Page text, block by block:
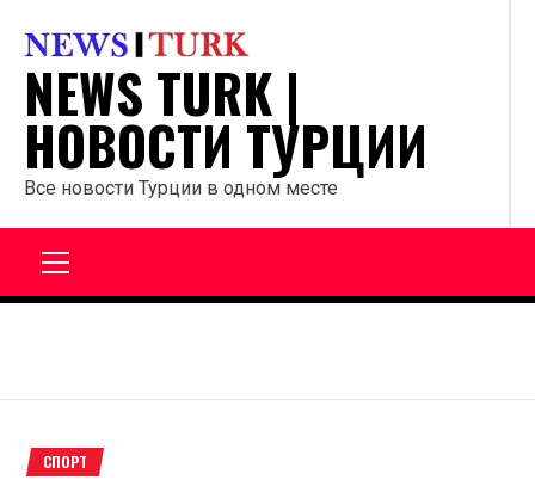
содержанию
NEWS TURK |
НОВОСТИ ТУРЦИИ
Все новости Турции в одном месте
СПОРТ